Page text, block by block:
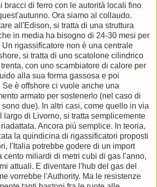
bracci di ferro con le autorità locali fino
Ora siamo al collaudo.
all'Edison, si tratta di una struttura
in media ha bisogno di 24-30 mesi per
rigassificatore non è una centrale
si tratta di uno scatolone cilindrico
con uno scambiatore di calore per
alla sua forma gassosa e poi
Se è offshore ci vuole anche una
armato per sostenerlo (nel caso di
due). In altri casi, come quello in via
largo di Livorno, si tratta semplicemente
Ancora più semplice. In teoria,
la quindicina di rigassificatori proposti
l'Italia potrebbe godere di un import
cento miliardi di metri cubi di gas l'anno,
attuali. E diventare l'hub del gas del
vorrebbe l'Authority. Ma le resistenze